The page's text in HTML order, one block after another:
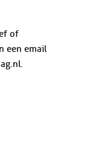
of
een email